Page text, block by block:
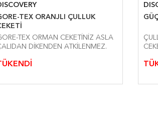
TEX ORANJLI ÇULLUK
TEX ORMAN CEKETİNİZ ASLA
DİKENDEN ATKİLENMEZ.
ÇULLUK